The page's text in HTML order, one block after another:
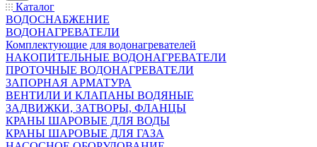
Каталог
ВОДОСНАБЖЕНИЕ
ВОДОНАГРЕВАТЕЛИ
Комплектующие для водонагревателей
НАКОПИТЕЛЬНЫЕ ВОДОНАГРЕВАТЕЛИ
ПРОТОЧНЫЕ ВОДОНАГРЕВАТЕЛИ
ЗАПОРНАЯ АРМАТУРА
ВЕНТИЛИ И КЛАПАНЫ ВОДЯНЫЕ
ЗАДВИЖКИ, ЗАТВОРЫ, ФЛАНЦЫ
КРАНЫ ШАРОВЫЕ ДЛЯ ВОДЫ
КРАНЫ ШАРОВЫЕ ДЛЯ ГАЗА